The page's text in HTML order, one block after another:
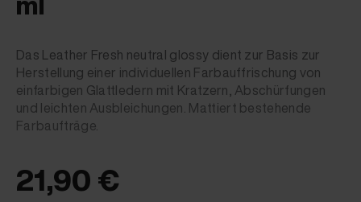
Das Leather Fresh neutral glossy dient zur Basis zur
Herstellung einer individuellen Farbauffrischung von
einfarbigen Glattledern mit Kratzern, Abschürfungen
und leichten Ausbleichungen. Mattiert bestehende
Farbaufträge.
21,90 €